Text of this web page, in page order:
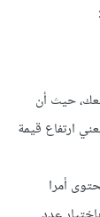
حيث أن
ارتفاع قيمة
أمرا